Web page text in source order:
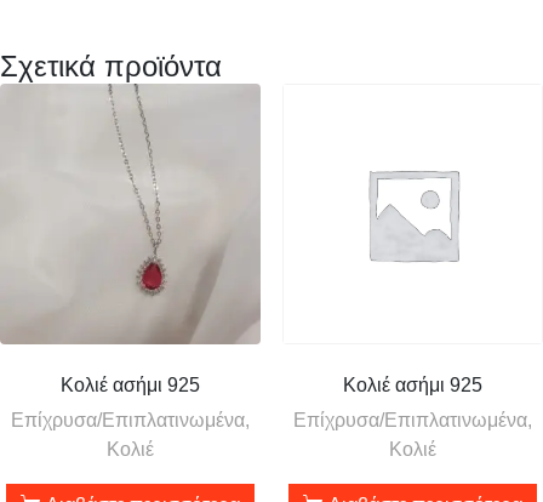
Σχετικά προϊόντα
Κολιέ ασήμι 925
Επίχρυσα/Επιπλατινωμένα,
Κολιέ
Κολιέ ασήμι 925
Επίχρυσα/Επιπλατινωμένα,
Κολιέ